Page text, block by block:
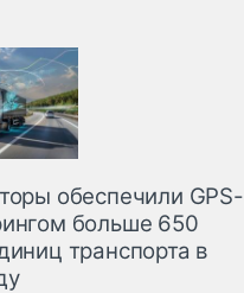
обеспечили GPS-
больше 650
транспорта в